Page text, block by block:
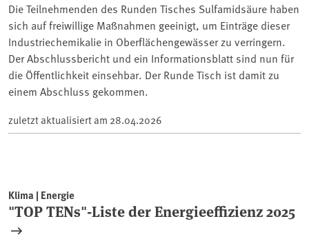
Die Teilnehmenden des Runden Tisches Sulfamidsäure haben
sich auf freiwillige Maßnahmen geeinigt, um Einträge dieser
Industriechemikalie in Oberflächengewässer zu verringern.
Der Abschlussbericht und ein Informationsblatt sind nun für
die Öffentlichkeit einsehbar. Der Runde Tisch ist damit zu
einem Abschluss gekommen.
zuletzt aktualisiert am 28.04.2026
Klima | Energie
"TOP TENs"-Liste der Energieeffizienz 2025